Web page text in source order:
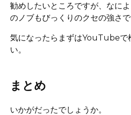
勧めしたいところですが、なに
のノブもびっくりのクセの強さで
気になったらまずはYouTubeで
い。
まとめ
いかがだったでしょうか。